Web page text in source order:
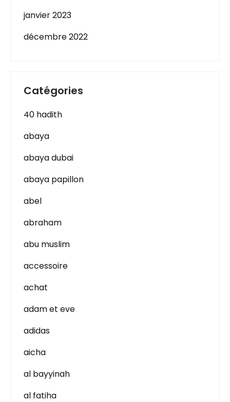
janvier 2023
décembre 2022
Catégories
40 hadith
abaya
abaya dubai
abaya papillon
abel
abraham
abu muslim
accessoire
achat
adam et eve
adidas
aicha
al bayyinah
al fatiha